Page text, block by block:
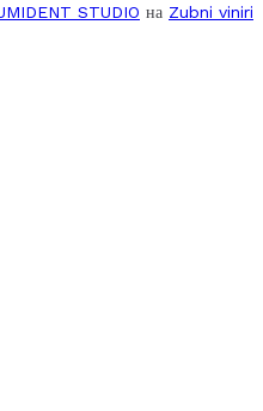
STUDIO на Zubni viniri